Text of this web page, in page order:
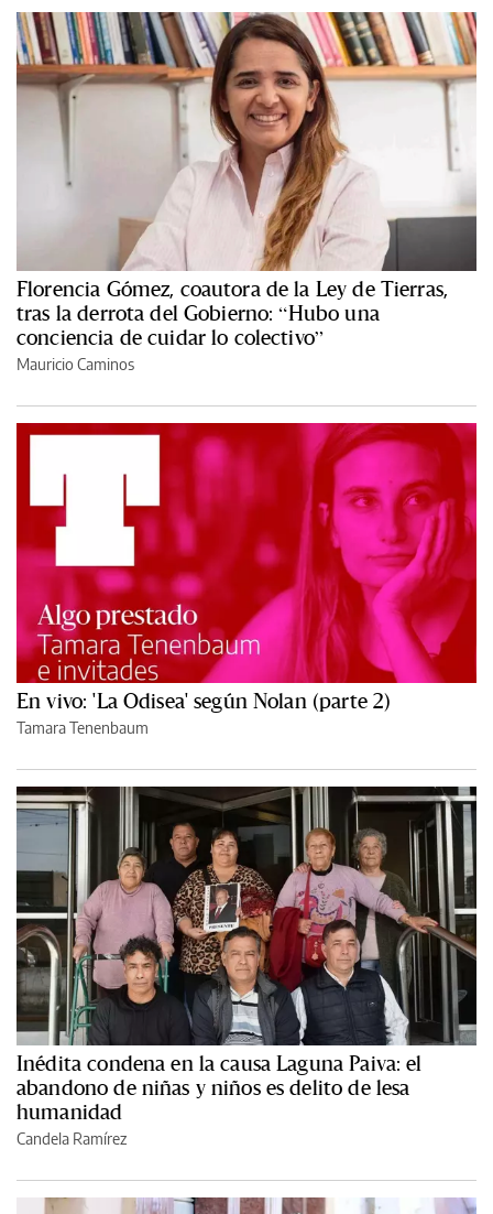
Florencia Gómez, coautora de la Ley de Tierras,
tras la derrota del Gobierno: “Hubo una
conciencia de cuidar lo colectivo”
Mauricio Caminos
En vivo: 'La Odisea' según Nolan (parte 2)
Tamara Tenenbaum
Inédita condena en la causa Laguna Paiva: el
abandono de niñas y niños es delito de lesa
humanidad
Candela Ramírez